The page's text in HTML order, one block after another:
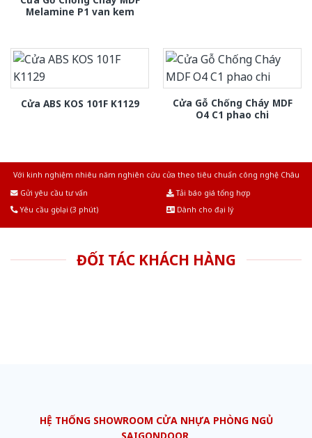
Melamine P1 van kem
Cửa ABS KOS 101F K1129
Cửa Gỗ Chống Cháy MDF
O4 C1 phao chi
Với kinh nghiệm nhiêu năm nghiên cứu cửa theo tiêu chuẩn công nghệ Châu
Gửi yêu cầu tư vấn
Tải báo giá tổng hợp
Yêu cầu gọi lại (3 phút)
Dành cho đại lý
ĐỐI TÁC KHÁCH HÀNG
HỆ THỐNG SHOWROOM CỬA NHỰA PHÒNG NGỦ